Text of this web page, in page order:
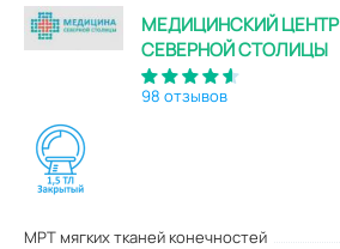
МЕДИЦИНСКИЙ
СЕВЕРНОЙ СТОЛИЦЫ
98 отзывов
МРТ мягких тканей конечностей